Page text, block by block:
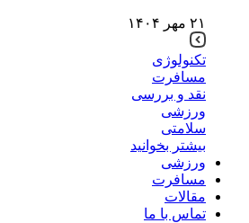
۲۱ مهر ۱۴۰۴
تکنولوژی
مسافرت
نقد و بررسی
ورزشی
سلامتی
بیشتر بخوانید
ورزشی
مسافرت
مقالات
تماس با ما